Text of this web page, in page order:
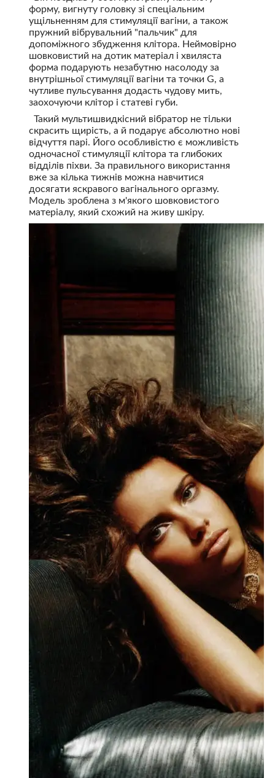
форму, вигнуту головку зі спеціальним
ущільненням для стимуляції вагіни, а також
пружний вібрувальний "пальчик" для
допоміжного збудження клітора. Неймовірно
шовковистий на дотик матеріал і хвиляста
форма подарують незабутню насолоду за
внутрішньої стимуляції вагіни та точки G, а
чутливе пульсування додасть чудову мить,
заохочуючи клітор і статеві губи.
Такий мультишвидкісний вібратор не тільки
скрасить щирість, а й подарує абсолютно нові
відчуття парі. Його особливістю є можливість
одночасної стимуляції клітора та глибоких
відділів піхви. За правильного використання
вже за кілька тижнів можна навчитися
досягати яскравого вагінального оргазму.
Модель зроблена з м'якого шовковистого
матеріалу, який схожий на живу шкіру.